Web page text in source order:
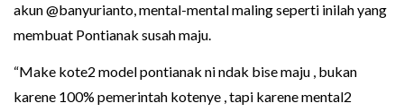
akun @banyurianto, mental-mental maling seperti inilah yang
membuat Pontianak susah maju.
“Make kote2 model pontianak ni ndak bise maju , bukan
karene 100% pemerintah kotenye , tapi karene mental2